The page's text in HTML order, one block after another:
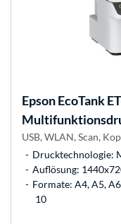
EpsonEcoTank
USB, WLAN, Scan,
Drucktechnologie:
Auflösung:
Formate: A4, A5,
10